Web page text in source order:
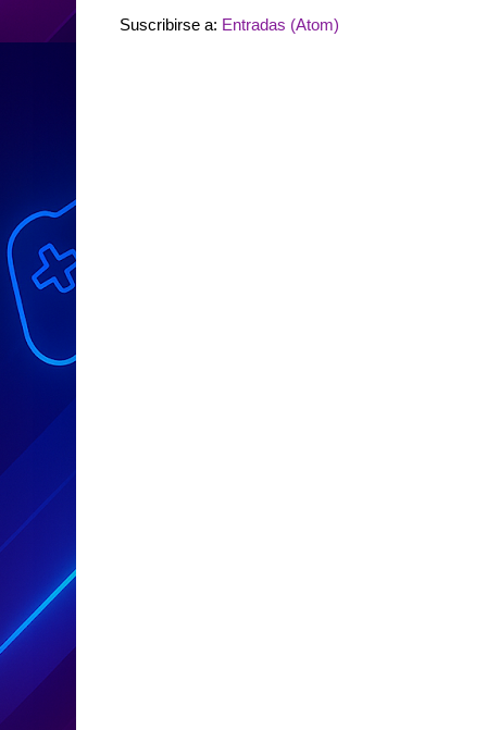
Suscribirse a: Entradas (Atom)